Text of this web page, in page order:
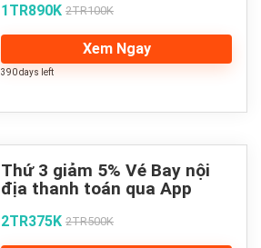
1TR890K 2TR100K
Xem Ngay
390 days left
Thứ 3 giảm 5% Vé Bay nội
địa thanh toán qua App
2TR375K 2TR500K